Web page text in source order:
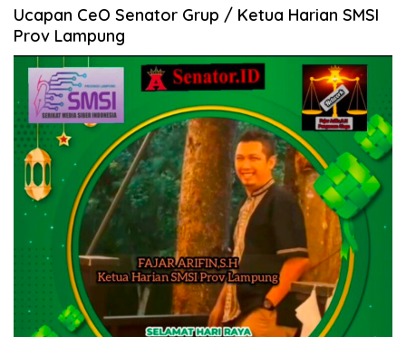
Ucapan CeO Senator Grup / Ketua Harian SMSI
Prov Lampung